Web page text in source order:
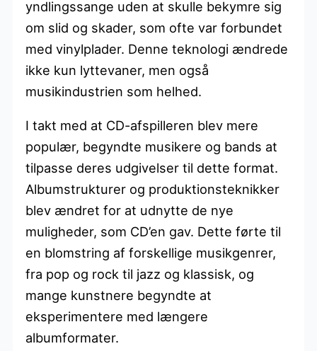
yndlingssange uden at skulle bekymre sig
om slid og skader, som ofte var forbundet
med vinylplader. Denne teknologi ændrede
ikke kun lyttevaner, men også
musikindustrien som helhed.
I takt med at CD-afspilleren blev mere
populær, begyndte musikere og bands at
tilpasse deres udgivelser til dette format.
Albumstrukturer og produktionsteknikker
blev ændret for at udnytte de nye
muligheder, som CD’en gav. Dette førte til
en blomstring af forskellige musikgenrer,
fra pop og rock til jazz og klassisk, og
mange kunstnere begyndte at
eksperimentere med længere
albumformater.